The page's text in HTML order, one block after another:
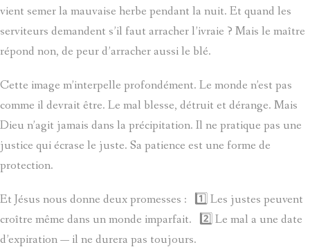
vient semer la mauvaise herbe pendant la nuit. Et quand les
serviteurs demandent s’il faut arracher l’ivraie ? Mais le maître
répond non, de peur d’arracher aussi le blé.
Cette image m’interpelle profondément. Le monde n’est pas
comme il devrait être. Le mal blesse, détruit et dérange. Mais
Dieu n’agit jamais dans la précipitation. Il ne pratique pas une
justice qui écrase le juste. Sa patience est une forme de
protection.
Et Jésus nous donne deux promesses : 1️⃣ Les justes peuvent
croître même dans un monde imparfait. 2️⃣ Le mal a une date
d’expiration — il ne durera pas toujours.